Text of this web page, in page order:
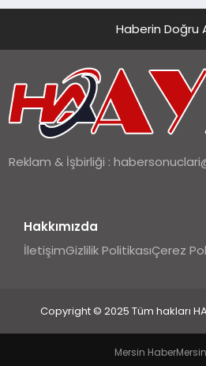
Haberin Doğru
Reklam & İşbirliği :
Hakkımızda
İletişimGizlilik PolitikasıÇerez
Copyright © 2025 Tüm hakları
Mersin Haber